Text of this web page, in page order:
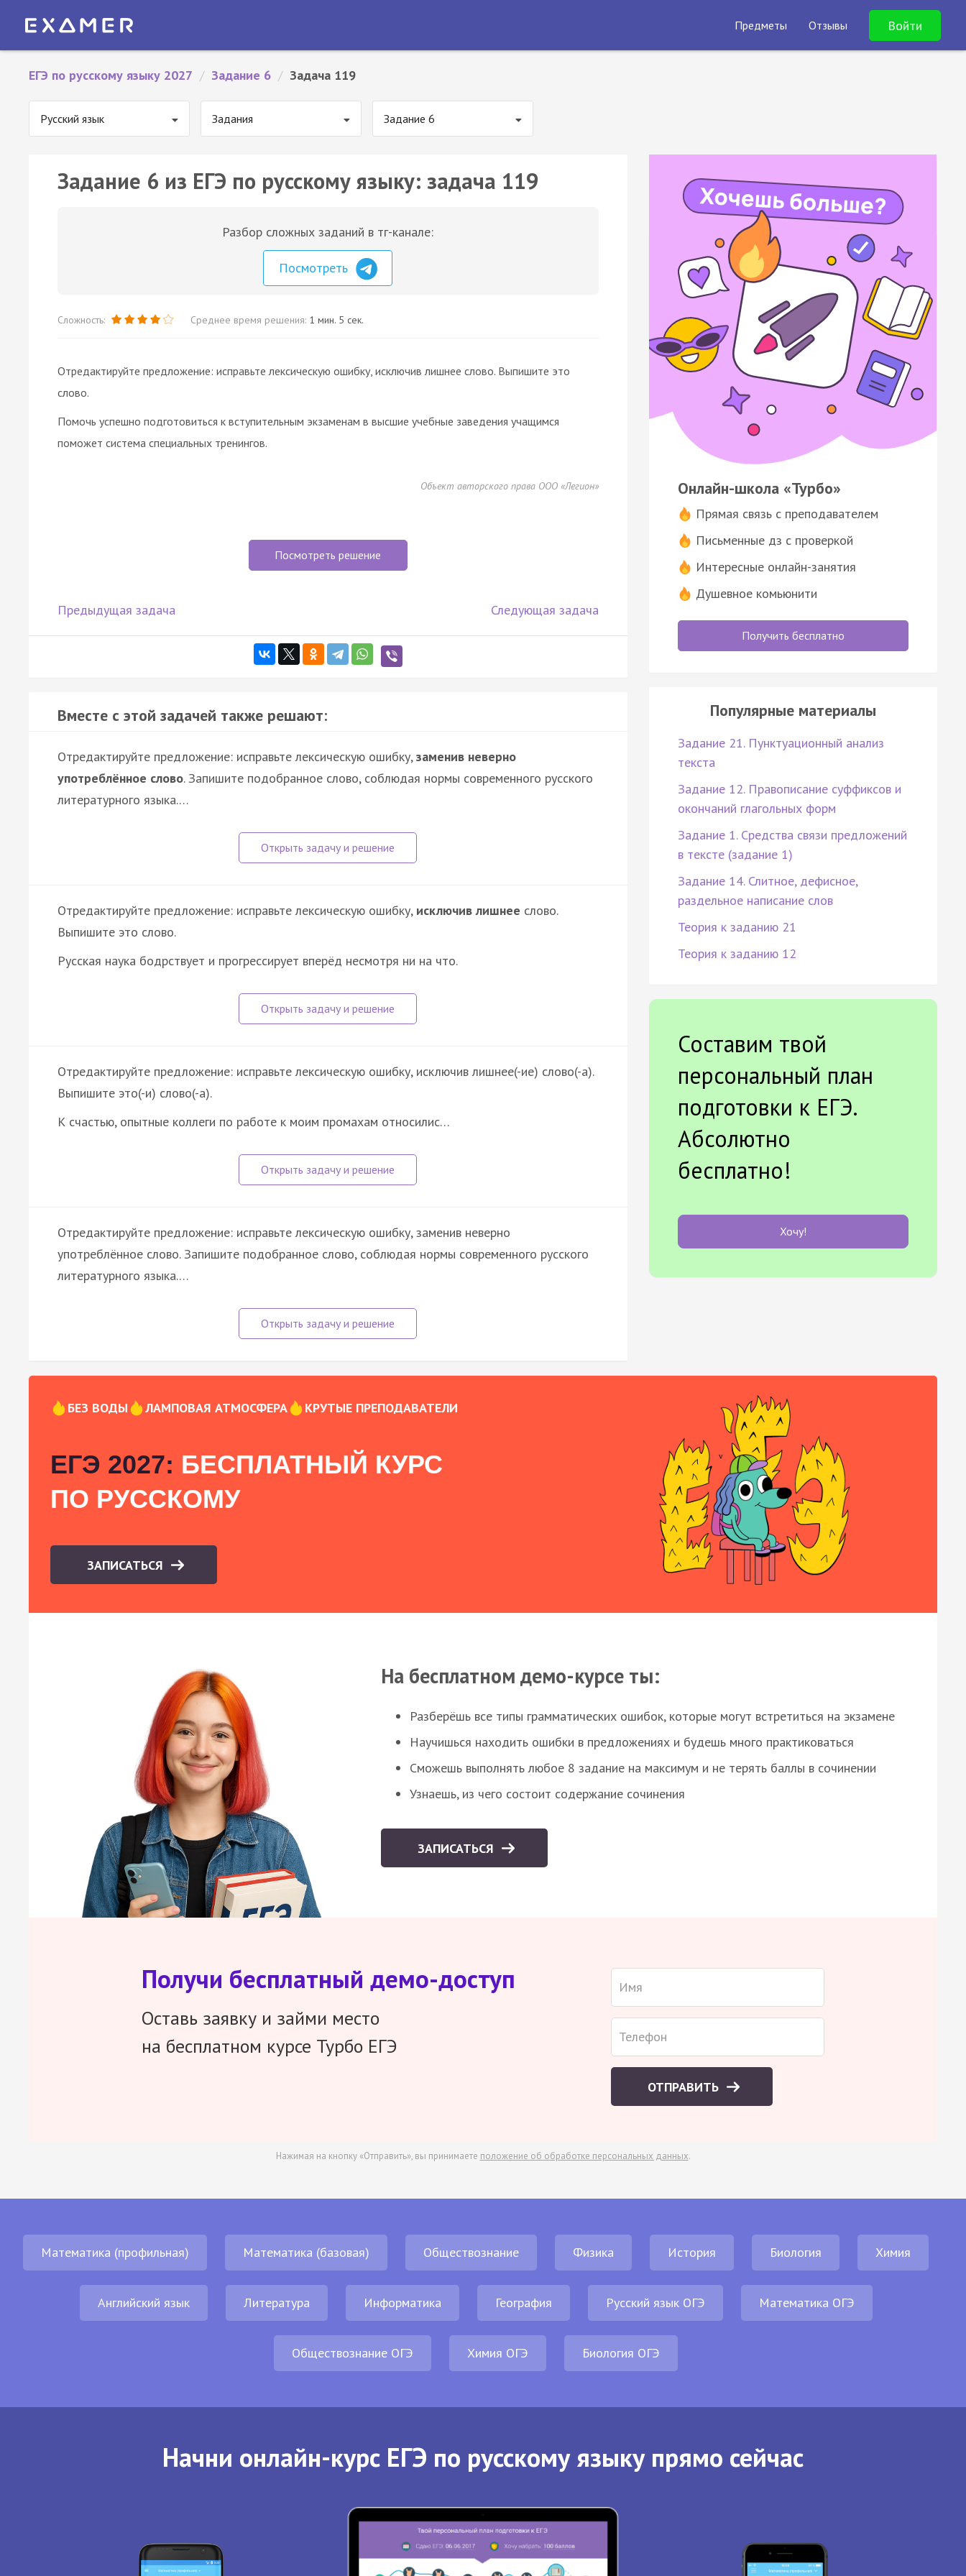
Предметы Отзывы Войти
ЕГЭ по русскому языку 2027 / Задание 6 / Задача 119
Русский язык Задания Задание 6
Задание 6 из ЕГЭ по русскому языку: задача 119
Разбор сложных заданий в тг-канале:
Посмотреть
Сложность: Среднее время решения: 1 мин. 5 сек.
Отредактируйте предложение: исправьте лексическую ошибку, исключив лишнее слово. Выпишите это
слово.
Помочь успешно подготовиться к вступительным экзаменам в высшие учебные заведения учащимся
поможет система специальных тренингов.
Объект авторского права ООО «Легион»
Посмотреть решение
Предыдущая задача Следующая задача
Вместе с этой задачей также решают:
Отредактируйте предложение: исправьте лексическую ошибку,заменив неверно
употреблённое слово. Запишите подобранное слово, соблюдая нормы современного русского
литературного языка.…
Отредактируйте предложение: исправьте лексическую ошибку, исключив лишнее слово.
Выпишите это слово.
Русская наука бодрствует и прогрессирует вперёд несмотря ни на что.
Отредактируйте предложение: исправьте лексическую ошибку, исключив лишнее(-ие) слово(-а).
Выпишите это(-и) слово(-а).
К счастью, опытные коллеги по работе к моим промахам относилис…
Отредактируйте предложение: исправьте лексическую ошибку, заменив неверно
употреблённое слово. Запишите подобранное слово, соблюдая нормы современного русского
литературного языка.…
Онлайн-школа «Турбо»
Прямая связь с преподавателем
Письменные дз с проверкой
Интересные онлайн-занятия
Душевное комьюнити
Получить бесплатно
Популярные материалы
Задание 21. Пунктуационный анализ
текста
Задание 12. Правописание суффиксов и
окончаний глагольных форм
Задание 1. Средства связи предложений
в тексте (задание 1)
Задание 14. Слитное, дефисное,
раздельное написание слов
Теория к заданию 21
Теория к заданию 12
Составим твой
персональный план
подготовки к ЕГЭ.
Абсолютно
бесплатно!
Хочу!
БЕЗ ВОДЫ ЛАМПОВАЯ АТМОСФЕРА КРУТЫЕ ПРЕПОДАВАТЕЛИ
ЕГЭ 2027: БЕСПЛАТНЫЙ КУРС
ПО РУССКОМУ
ЗАПИСАТЬСЯ
На бесплатном демо-курсе ты:
Разберёшь все типы грамматических ошибок, которые могут встретиться на экзамене
Научишься находить ошибки в предложениях и будешь много практиковаться
Сможешь выполнять любое 8 задание на максимум и не терять баллы в сочинении
Узнаешь, из чего состоит содержание сочинения
ЗАПИСАТЬСЯ
Получи бесплатный демо-доступ
Оставь заявку и займи место
на бесплатном курсе Турбо ЕГЭ
ОТПРАВИТЬ
Нажимая на кнопку «Отправить», вы принимаете положение об обработке персональных данных.
Математика (профильная) Математика (базовая) Обществознание Физика История Биология Химия
Английский язык Литература Информатика География Русский язык ОГЭ Математика ОГЭ
Обществознание ОГЭ Химия ОГЭ Биология ОГЭ
Начни онлайн-курс ЕГЭ по русскому языку прямо сейчас